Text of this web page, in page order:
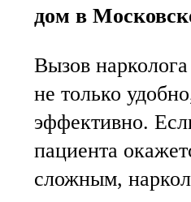
дом в
Вызов
не только
эффективно.
пациента
сложным,